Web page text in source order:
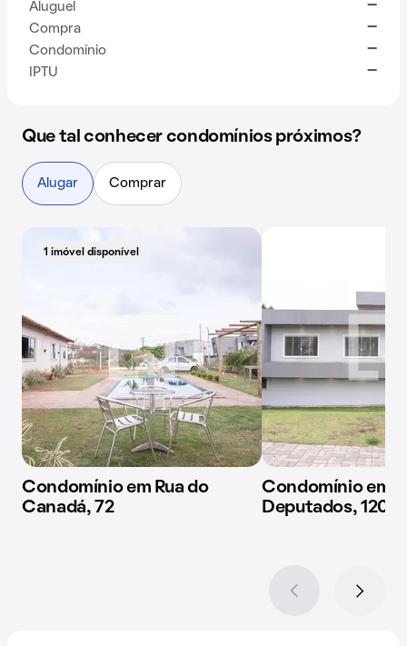
Aluguel -
Compra -
Condomínio -
IPTU -
Que tal conhecer condomínios próximos?
Alugar Comprar
1 imóvel disponível
Condomínio em Rua do
Canadá, 72
Condomínio em
Deputados, 120